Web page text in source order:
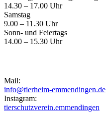
14.30 – 17.00 Uhr
Samstag
9.00 – 11.30 Uhr
Sonn- und Feiertags
14.00 – 15.30 Uhr
Mail:
info@tierheim-emmendingen.de
Instagram:
tierschutzverein.emmendingen